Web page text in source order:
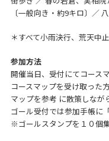
〔一般向き・約9キロ〕／
＊すべて小雨決行、荒天中止
参加方法
開催当日、受付にてコース
コースマップを受け取った
マップを参考 に散策しなが
ゴール受付では参加手帳に
※ゴールスタンプを１０個